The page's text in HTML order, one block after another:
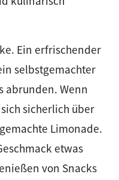
Ein erfrischender
selbstgemachter
abrunden. Wenn
sicherlich über
Limonade.
etwas
von Snacks